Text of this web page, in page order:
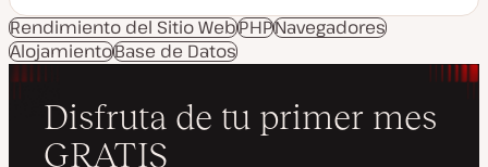
c
h
a
a
a
l
i
z
p
o
e
t
m
a
m
e
m
a
Rendimiento del Sitio WebPHPNavegadores
AlojamientoBase de Datos